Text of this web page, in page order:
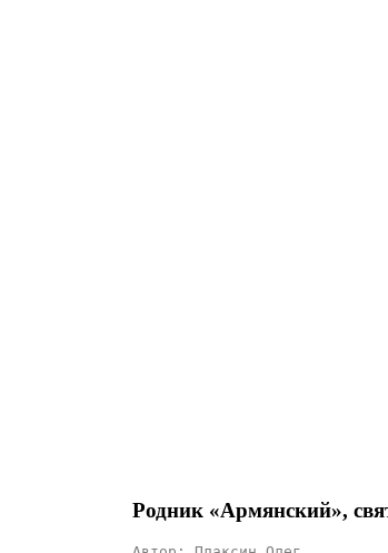
Родник «Армянский»,